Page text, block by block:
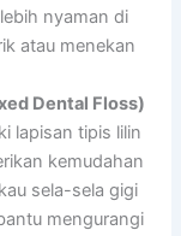
nyaman di
atau menekan
Dental Floss)
lapisan tipis lilin
kemudahan
sela-sela gigi
mengurangi